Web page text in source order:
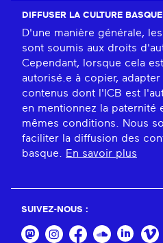
DIFFUSER LA CULTURE BASQUE
D'une manière générale,
sont soumis aux droits
Cependant, lorsque cela
autorisé.e à copier,
contenus dont l'ICB est
en mentionnez la paternité
mêmes conditions. Nous
faciliter la diffusion des
basque.
En savoir plus
SUIVEZ-NOUS :